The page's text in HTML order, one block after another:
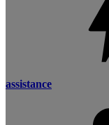
assistance